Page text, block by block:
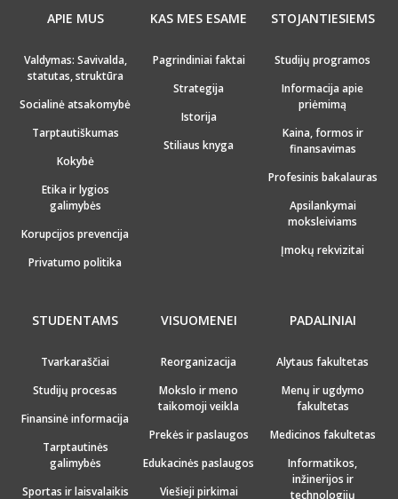
APIE MUS
Valdymas: Savivalda,
statutas, struktūra
Socialinė atsakomybė
Tarptautiškumas
Kokybė
Etika ir lygios
galimybės
Korupcijos prevencija
Privatumo politika
KAS MES ESAME
Pagrindiniai faktai
Strategija
Istorija
Stiliaus knyga
STOJANTIESIEMS
Studijų programos
Informacija apie
priėmimą
Kaina, formos ir
finansavimas
Profesinis bakalauras
Apsilankymai
moksleiviams
Įmokų rekvizitai
STUDENTAMS
Tvarkaraščiai
Studijų procesas
Finansinė informacija
Tarptautinės
galimybės
Sportas ir laisvalaikis
VISUOMENEI
Reorganizacija
Mokslo ir meno
taikomoji veikla
Prekės ir paslaugos
Edukacinės paslaugos
Viešieji pirkimai
PADALINIAI
Alytaus fakultetas
Menų ir ugdymo
fakultetas
Medicinos fakultetas
Informatikos,
inžinerijos ir
technologijų